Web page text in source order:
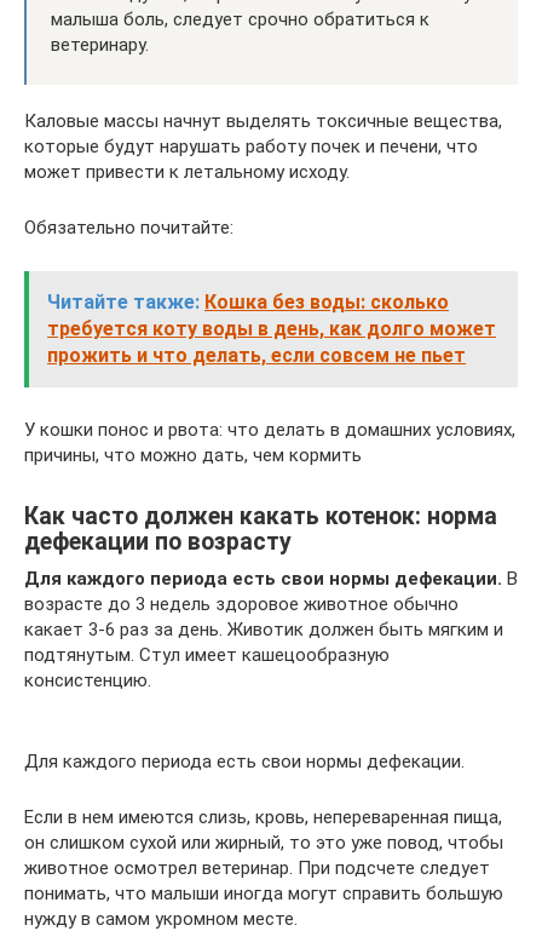
малыша боль, следует срочно обратиться к
ветеринару.
Каловые массы начнут выделять токсичные вещества,
которые будут нарушать работу почек и печени, что
может привести к летальному исходу.
Обязательно почитайте:
Читайте также: Кошка без воды: сколько
требуется коту воды в день, как долго может
прожить и что делать, если совсем не пьет
У кошки понос и рвота: что делать в домашних условиях,
причины, что можно дать, чем кормить
Как часто должен какать котенок: норма
дефекации по возрасту
Для каждого периода есть свои нормы дефекации. В
возрасте до 3 недель здоровое животное обычно
какает 3-6 раз за день. Животик должен быть мягким и
подтянутым. Стул имеет кашецообразную
консистенцию.
Для каждого периода есть свои нормы дефекации.
Если в нем имеются слизь, кровь, непереваренная пища,
он слишком сухой или жирный, то это уже повод, чтобы
животное осмотрел ветеринар. При подсчете следует
понимать, что малыши иногда могут справить большую
нужду в самом укромном месте.